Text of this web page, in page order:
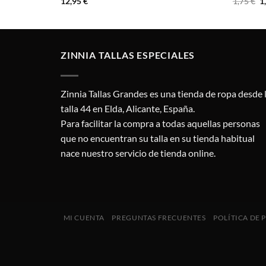
ZINNIA TALLAS ESPECIALES
Zinnia Tallas Grandes es una tienda de ropa desde
talla 44 en Elda, Alicante, España.
Para facilitar la compra a todas aquellas personas
que no encuentran su talla en su tienda habitual
nace nuestro servicio de tienda online.
MI CUENTA PREGUNTAS FRECUENTES POLÍTICA DE